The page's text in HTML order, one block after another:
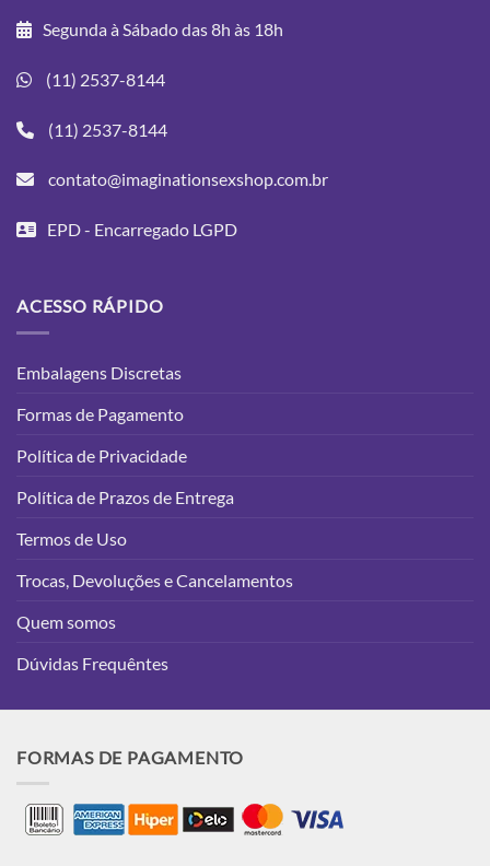
Segunda à Sábado das 8h às 18h
(11) 2537-8144
(11) 2537-8144
contato@imaginationsexshop.com.br
EPD - Encarregado LGPD
ACESSO RÁPIDO
Embalagens Discretas
Formas de Pagamento
Política de Privacidade
Política de Prazos de Entrega
Termos de Uso
Trocas, Devoluções e Cancelamentos
Quem somos
Dúvidas Frequêntes
FORMAS DE PAGAMENTO